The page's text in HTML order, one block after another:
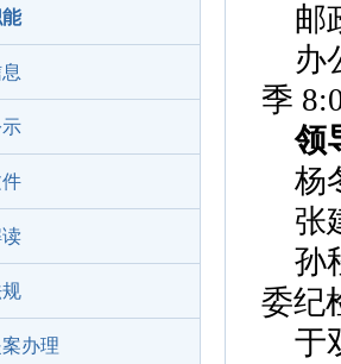
办理
邮
办
季
领
杨
张
孙
委纪
于